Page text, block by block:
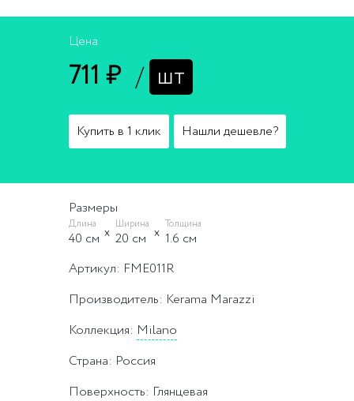
Цена
711 ₽ / шт
Купить в 1 клик Нашли дешевле?
Размеры
Длина
40 cм
Ширина
20 cм
Толщина
1.6 cм
Артикул: FME011R
Производитель: Kerama Marazzi
Коллекция: Milano
Страна: Россия
Поверхность: Глянцевая